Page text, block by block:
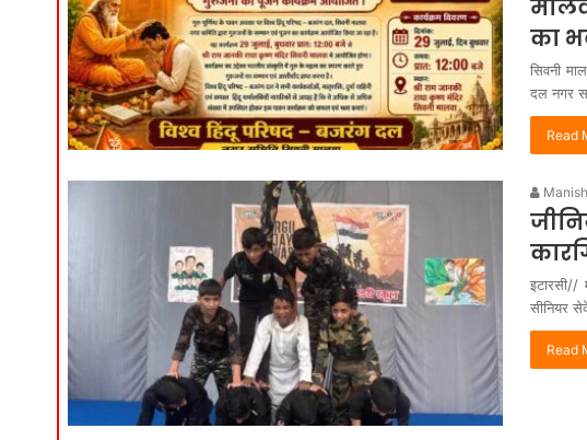
का
सिवनी
दल नगर
Read
इटारसी//
सीनियर
Read